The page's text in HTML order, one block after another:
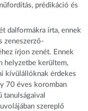
prédikáció és
dalformákra írta, ennek
zeneszerző-
írjon zenét. Ennek
helyzetbe kerültem,
kívülállóknak érdekes
70 éves koromban
szereplő